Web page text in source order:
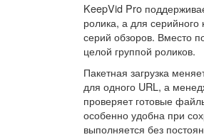
KeepVid Pro
ролика, а для
серий обзоров. Вместо
целой группой роликов.
Пакетная загрузка
для одного URL, а
проверяет готовые
особенно удобна при
выполняется без